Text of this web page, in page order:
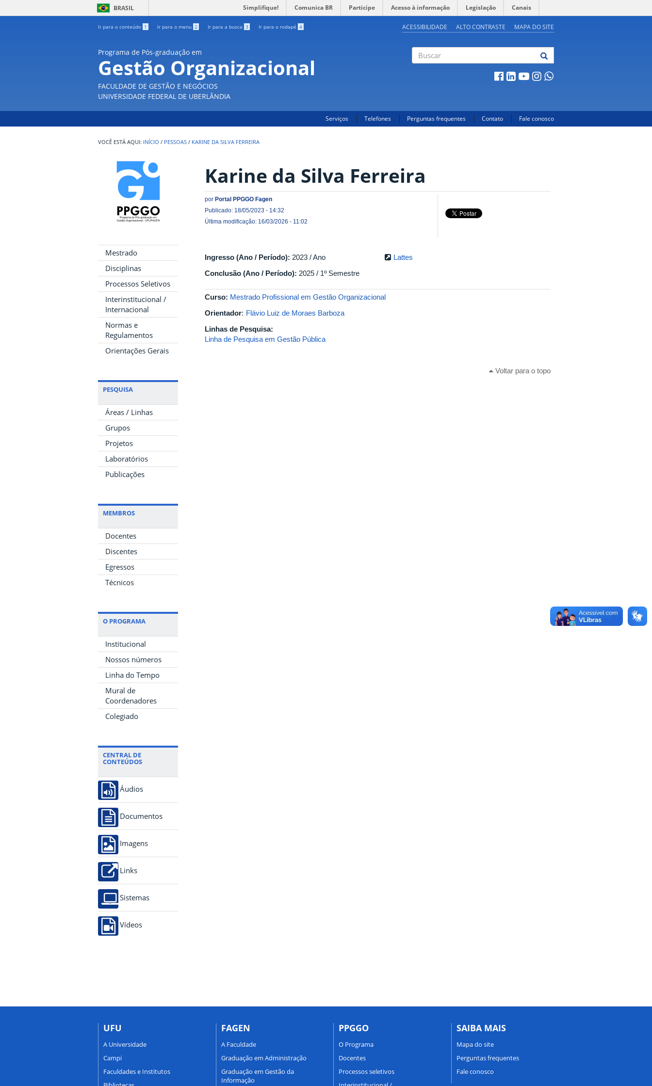
BRASIL Simplifique! Comunica BR Participe Acesso à informação Legislação Canais
Ir para o conteúdo 1 Ir para o menu 2 Ir para a busca 3 Ir para o rodapé 4 ACESSIBILIDADE ALTO CONTRASTE MAPA DO SITE
Programa de Pós-graduação em
Gestão Organizacional
FACULDADE DE GESTÃO E NEGÓCIOS
UNIVERSIDADE FEDERAL DE UBERLÂNDIA
Serviços Telefones Perguntas frequentes Contato Fale conosco
INÍCIO / PESSOAS / KARINE DA SILVA FERREIRA
Mestrado
Disciplinas
Processos Seletivos
Interinstitucional /
Internacional
Normas e
Regulamentos
Orientações Gerais
PESQUISA
Áreas / Linhas
Grupos
Projetos
Laboratórios
Publicações
MEMBROS
Docentes
Discentes
Egressos
Técnicos
O PROGRAMA
Institucional
Nossos números
Linha do Tempo
Mural de
Coordenadores
Colegiado
CENTRAL DE
CONTEÚDOS
Áudios
Documentos
Imagens
Links
Sistemas
Vídeos
Karine da Silva Ferreira
por Portal PPGGO Fagen
Publicado: 18/05/2023 - 14:32
Última modificação: 16/03/2026 - 11:02
Ingresso (Ano / Período): 2023 / Ano
Conclusão (Ano / Período): 2025 / 1º Semestre
Lattes
Curso: Mestrado Profissional em Gestão Organizacional
Orientador: Flávio Luiz de Moraes Barboza
Linhas de Pesquisa:
Linha de Pesquisa em Gestão Pública
Voltar para o topo
UFU
A Universidade
Campi
Faculdades e Institutos
FAGEN
A Faculdade
Graduação em Administração
Graduação em Gestão da
Informação
PPGGO
O Programa
Docentes
Processos seletivos
SAIBA MAIS
Mapa do site
Perguntas frequentes
Fale conosco